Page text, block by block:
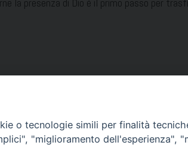
la presenza di Dio è il primo passo per
o tecnologie simili per finalità
"miglioramento dell'esperienza",